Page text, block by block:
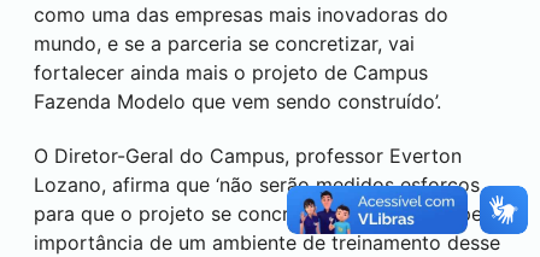
como uma das empresas mais inovadoras do
mundo, e se a parceria se concretizar, vai
fortalecer ainda mais o projeto de Campus
Fazenda Modelo que vem sendo construído’.
O Diretor-Geral do Campus, professor Everton
Lozano, afirma que ‘não serão medidos esforços
para que o projeto se concretize, em especial pela
importância de um ambiente de treinamento desse